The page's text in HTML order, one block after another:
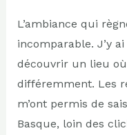
L’ambiance qui
incomparable. J’y
découvrir un lieu
différemment. Les
m’ont permis de
Basque, loin des